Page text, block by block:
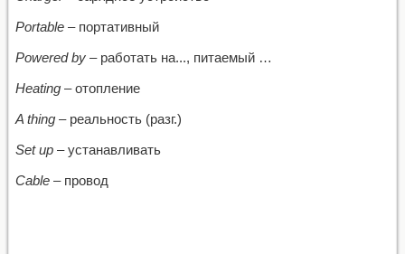
Portable – портативный
Powered by – работать на..., питаемый …
Heating – отопление
A thing – реальность (разг.)
Set up – устанавливать
Cable – провод